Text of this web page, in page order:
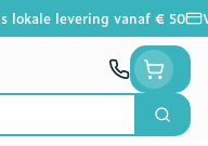
lokale levering vanaf € 50
Zoek